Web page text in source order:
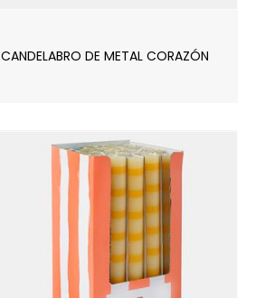
CANDELABRO DE METAL CORAZÓN